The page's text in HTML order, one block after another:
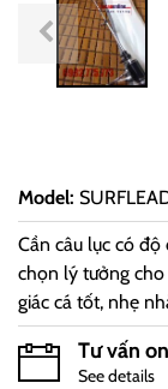
Model:
Cần câu lục có độ
chọn lý tưởng cho
giác cá tốt, nhẹ
Tư vấn
See details